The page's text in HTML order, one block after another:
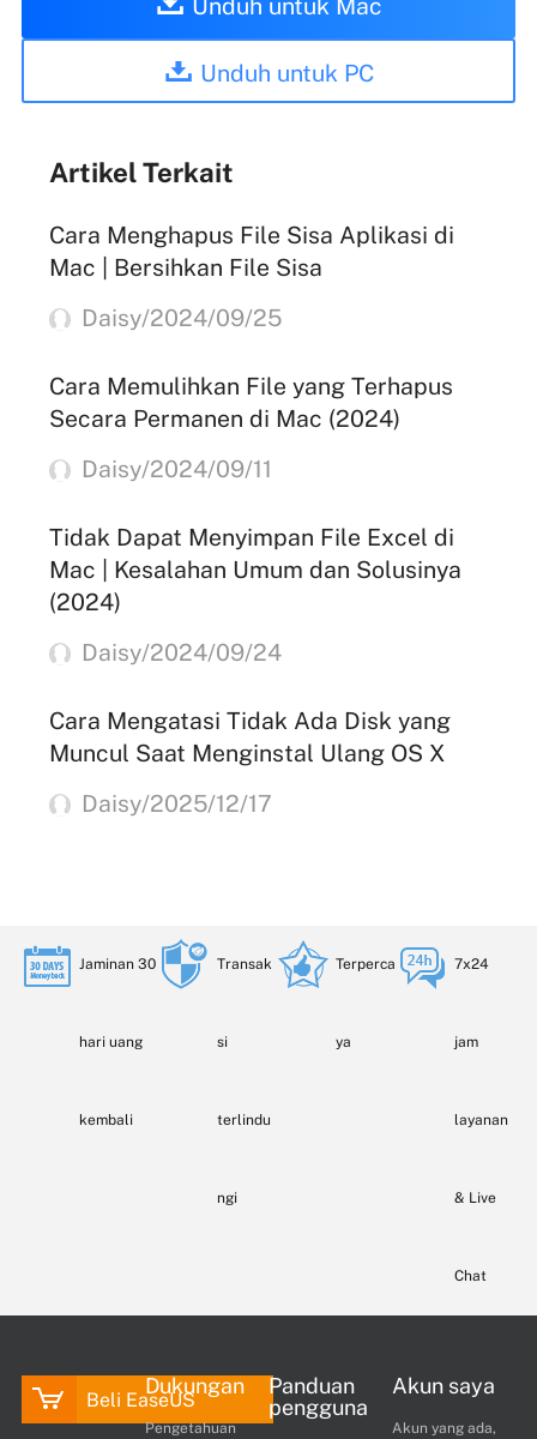
Unduh untuk Mac
Unduh untuk PC
Artikel Terkait
Cara Menghapus File Sisa Aplikasi di
Mac | Bersihkan File Sisa
Daisy/2024/09/25
Cara Memulihkan File yang Terhapus
Secara Permanen di Mac (2024)
Daisy/2024/09/11
Tidak Dapat Menyimpan File Excel di
Mac | Kesalahan Umum dan Solusinya
(2024)
Daisy/2024/09/24
Cara Mengatasi Tidak Ada Disk yang
Muncul Saat Menginstal Ulang OS X
Daisy/2025/12/17
Jaminan 30
hari uang
kembali
Transak
si
terlindu
ngi
Terperca
ya
7x24
jam
layanan
& Live
Chat
Beli EaseUS
Dukungan
Pengetahuan
Panduan
pengguna
Akun saya
Akun yang ada,